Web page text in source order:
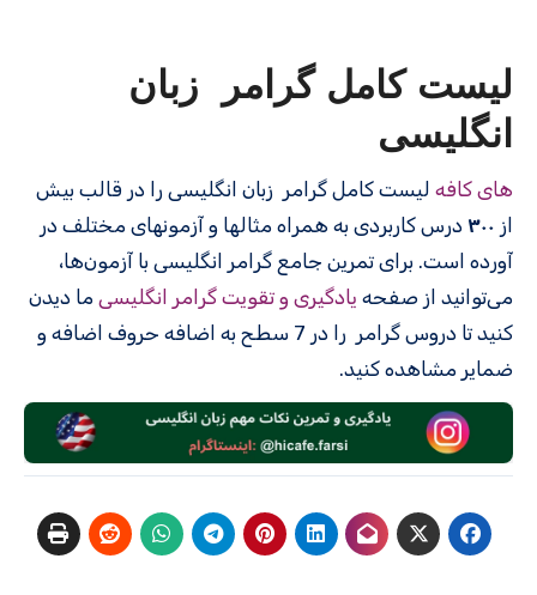
لیست کامل گرامر زبان
انگلیسی
های کافه لیست کامل گرامر زبان انگلیسی را در قالب بیش
از ۳۰۰ درس کاربردی به همراه مثالها و آزمونهای مختلف در
آورده است. برای تمرین جامع گرامر انگلیسی با آزمون‌ها،
می‌توانید از صفحه یادگیری و تقویت گرامر انگلیسی ما دیدن
کنید تا دروس گرامر را در 7 سطح به اضافه حروف اضافه و
ضمایر مشاهده کنید.